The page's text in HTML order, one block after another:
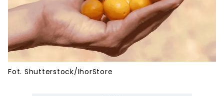
Fot. Shutterstock/IhorStore